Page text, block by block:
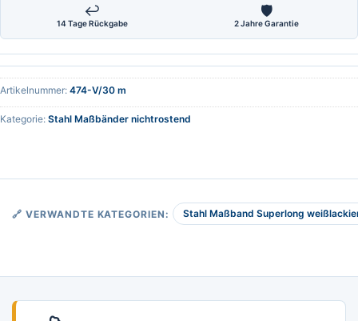
↩
14 Tage Rückgabe
🛡
2 Jahre Garantie
Artikelnummer: 474-V/30 m
Kategorie: Stahl Maßbänder nichtrostend
🔗 VERWANDTE KATEGORIEN: Stahl Maßband Superlong